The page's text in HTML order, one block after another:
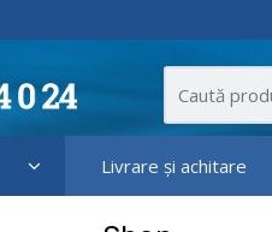
Livrare și achitare